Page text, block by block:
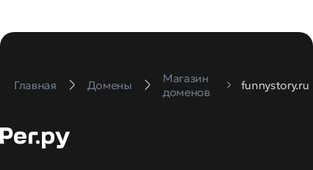
Главная Домены
Магазин
доменов
funnystory.ru